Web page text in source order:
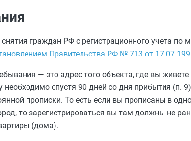
граждан РФ с регистрационного учета по
Правительства РФ № 713 от
— это адрес того объекта, где вы
необходимо спустя 90 дней со дня прибытия (п.
прописки. То есть если вы прописаны в
то зарегистрироваться вы там должны не
(дома).